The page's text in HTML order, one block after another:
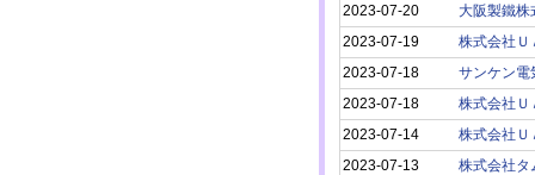
2023-07-20
大阪製鐵株
2023-07-19
株式会社Ｕ
2023-07-18
サンケン電
2023-07-18
株式会社Ｕ
2023-07-14
株式会社Ｕ
2023-07-13
株式会社タ